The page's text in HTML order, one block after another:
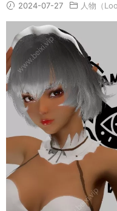
2024-07-27 人物（